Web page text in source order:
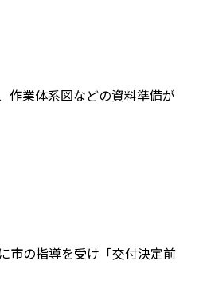
作業体系図などの資料準備が
市の指導を受け「交付決定前